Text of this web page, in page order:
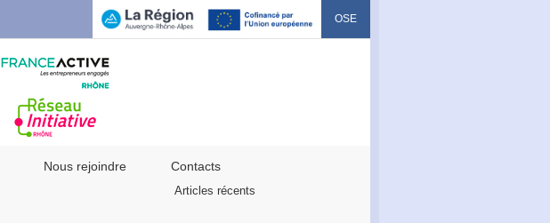
OSE
Nous rejoindre Contacts
Articles récents